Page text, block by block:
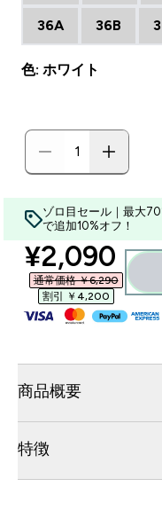
36A 36B
色: ホワイト
ゾロ目セール｜最大
で追加10%オフ！
¥2,090‎
通常価格 ￥6,290‎
割引 ￥4,200‎
商品概要
特徴